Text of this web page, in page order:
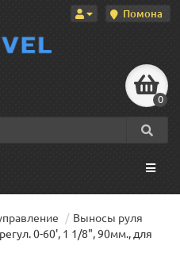
Помона
0
Выносы руля
0-60', 1 1/8", 90мм., для